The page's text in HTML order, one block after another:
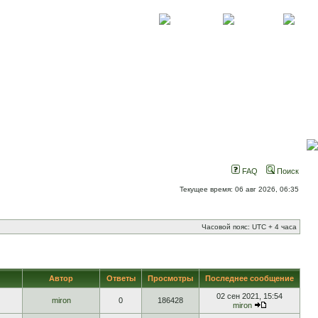
FAQ Поиск
Текущее время: 06 авг 2026, 06:35
Часовой пояс: UTC + 4 часа
Автор Ответы Просмотры Последнее сообщение
miron 0 186428
02 сен 2021, 15:54
miron